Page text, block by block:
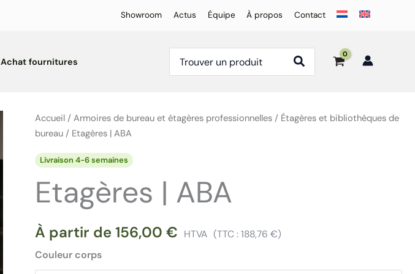
Showroom Actus Équipe À propos Contact
Achat fournitures
Accueil /Armoires de bureau et étagères professionnelles / Étagères et bibliothèques de
bureau / Etagères | ABA
Livraison 4-6 semaines
Etagères | ABA
À partir de156,00€ HTVA (TTC :188,76€)
Couleur corps